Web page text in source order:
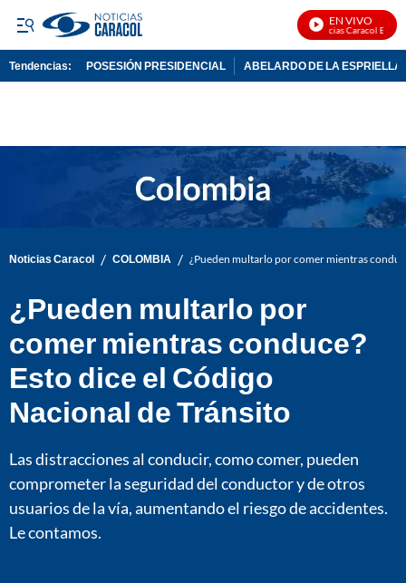
EN VIVO
Noticias Caracol En Vivo
Tendencias: POSESIÓN PRESIDENCIAL ABELARDO DE LA ESPRIELLA
Noticias Caracol / COLOMBIA / ¿Pueden multarlo por comer mientras
¿Pueden multarlo por
comer mientras conduce?
Esto dice el Código
Nacional de Tránsito
Las distracciones al conducir, como comer, pueden
comprometer la seguridad del conductor y de otros
usuarios de la vía, aumentando el riesgo de accidentes.
Le contamos.